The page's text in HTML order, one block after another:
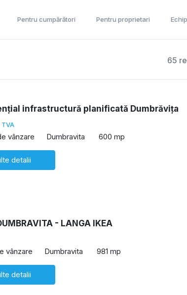
Pentru cumpărători Pentru proprietari
65
infrastructură planificată Dumbrăvița
TVA
vânzare Dumbravita 600 mp
detalii
- LANGA IKEA
vânzare Dumbravita 981 mp
detalii